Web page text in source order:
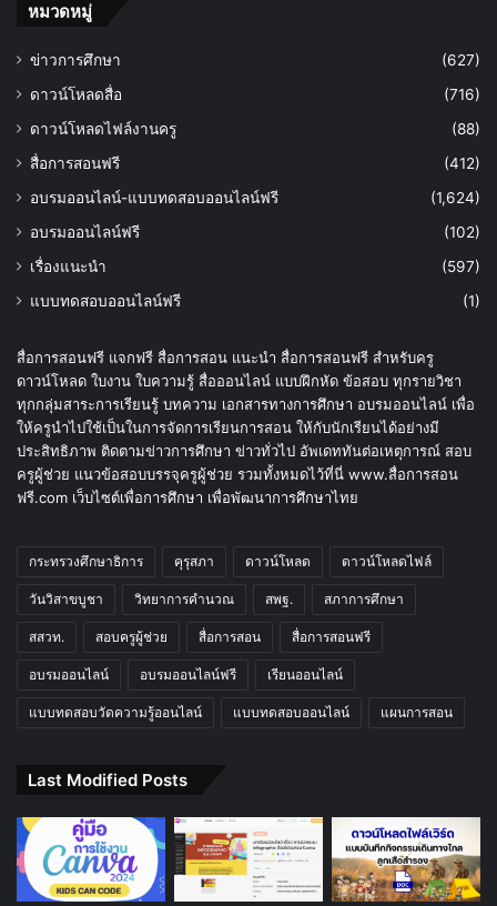
หมวดหมู่
ข่าวการศึกษา
(627)
ดาวน์โหลดสื่อ
(716)
ดาวน์โหลดไฟล์งานครู
(88)
สื่อการสอนฟรี
(412)
อบรมออนไลน์-แบบทดสอบออนไลน์ฟรี
(1,624)
อบรมออนไลน์ฟรี
(102)
เรื่องแนะนำ
(597)
แบบทดสอบออนไลน์ฟรี
(1)
สื่อการสอนฟรี แจกฟรี สื่อการสอน แนะนำ สื่อการสอนฟรี สำหรับครู
ดาวน์โหลด ใบงาน ใบความรู้ สื่อออนไลน์ แบบฝึกหัด ข้อสอบ ทุกรายวิชา
ทุกกลุ่มสาระการเรียนรู้ บทความ เอกสารทางการศึกษา อบรมออนไลน์ เพื่อ
ให้ครูนำไปใช้เป็นในการจัดการเรียนการสอน ให้กับนักเรียนได้อย่างมี
ประสิทธิภาพ ติดตามข่าวการศึกษา ข่าวทั่วไป อัพเดททันต่อเหตุการณ์ สอบ
ครูผู้ช่วย แนวข้อสอบบรรจุครูผู้ช่วย รวมทั้งหมดไว้ที่นี่ www.สื่อการสอน
ฟรี.com เว็บไซต์เพื่อการศึกษา เพื่อพัฒนาการศึกษาไทย
กระทรวงศึกษาธิการ คุรุสภา ดาวน์โหลด ดาวน์โหลดไฟล์
วันวิสาขบูชา วิทยาการคำนวณ สพฐ. สภาการศึกษา
สสวท. สอบครูผู้ช่วย สื่อการสอน สื่อการสอนฟรี
อบรมออนไลน์ อบรมออนไลน์ฟรี เรียนออนไลน์
แบบทดสอบวัดความรู้ออนไลน์ แบบทดสอบออนไลน์ แผนการสอน
Last Modified Posts